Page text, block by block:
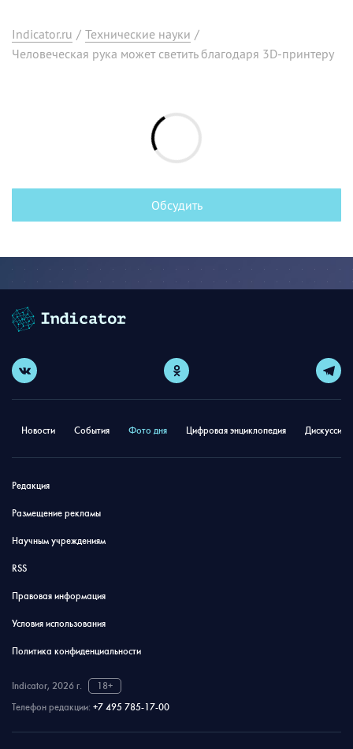
Indicator.ru / Технические науки /
Человеческая рука может светить благодаря 3D-принтеру
Обсудить
Новости События Фото дня Цифровая энциклопедия
Редакция
Размещение рекламы
Научным учреждениям
RSS
Правовая информация
Условия использования
Политика конфиденциальности
Indicator, 2026 г.
18+
Телефон редакции: +7 495 785-17-00